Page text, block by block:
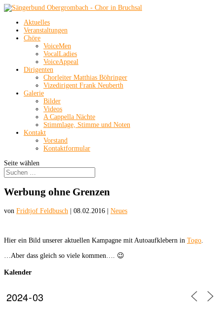
Aktuelles
Veranstaltungen
Chöre
VoiceMen
VocalLadies
VoiceAppeal
Dirigenten
Chorleiter Matthias Böhringer
Vizedirigent Frank Neuberth
Galerie
Bilder
Videos
A Cappella Nächte
Stimmlage, Stimme und Noten
Kontakt
Vorstand
Kontaktformular
Seite wählen
Werbung ohne Grenzen
von Fridtjof Feldbusch 08.02.2016 Neues
Hier ein Bild unserer aktuellen Kampagne mit Autoaufklebern in Togo
…Aber dass gleich so viele kommen…. 😉
Kalender